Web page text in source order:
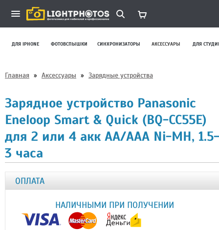
ДЛЯ IPHONE ФОТОВСПЫШКИ СИНХРОНИЗАТОРЫ АКСЕССУАРЫ ДЛЯ
Главная » Аксессуары » Зарядные устройства
Зарядное устройство Panasonic
Eneloop Smart & Quick (BQ-CC55E)
для 2 или 4 акк АА/ААА Ni-MH, 1.5-
3 часа
ОПЛАТА
НАЛИЧНЫМИ ПРИ ПОЛУЧЕНИИ